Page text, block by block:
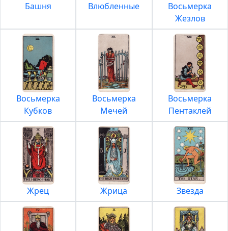
Башня Влюбленные
Восьмерка
Жезлов
Восьмерка
Кубков
Восьмерка
Мечей
Восьмерка
Пентаклей
Жрец Жрица Звезда